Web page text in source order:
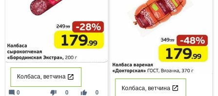
Колбаса, ветчина
thumb_down 0 thumb_up 0
mode_comment 0
Колбаса, ветчина